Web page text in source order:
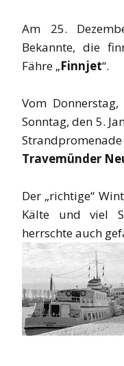
Am 25.
Bekannte, die
Fähre „Finnjet“.
Vom
Sonntag, den 5.
Travemünder
Der „richtige“
Kälte und viel
herrschte auch